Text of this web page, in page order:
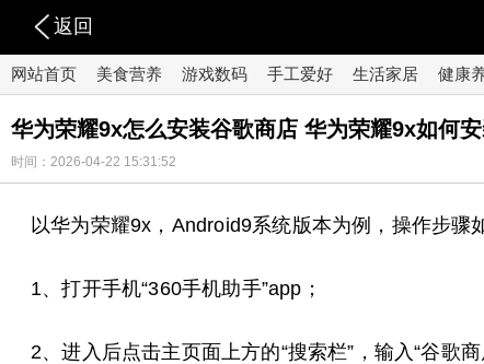
返回
网站首页 美食营养 游戏数码 手工爱好 生活家居 健康
华为荣耀9x怎么安装谷歌商店 华为荣耀9x如何
时间：2026-04-22 15:31:52
以华为荣耀9x，Android9系统版本为例，操作步骤
1、打开手机“360手机助手”app；
2、进入后点击主页面上方的“搜索栏”，输入“谷歌